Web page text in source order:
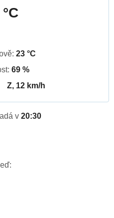
23 °C
69 %
Z, 12 km/h
v 20:30